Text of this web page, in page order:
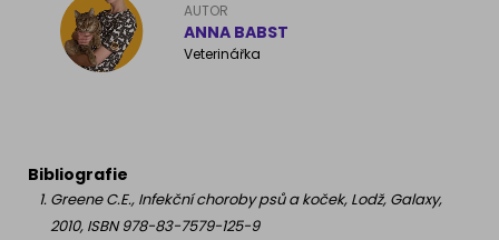
AUTOR
ANNA BABST
Veterinářka
Bibliografie
Greene C.E., Infekční choroby psů a koček, Lodž, Galaxy,
2010, ISBN 978-83-7579-125-9